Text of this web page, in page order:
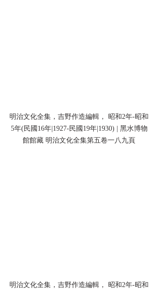
明治文化全集，吉野作造編輯， 昭和2年-昭和
5年(民國16年|1927-民國19年|1930) | 黑水博物
館館藏 明治文化全集第五卷一八九頁
明治文化全集，吉野作造編輯， 昭和2年-昭和